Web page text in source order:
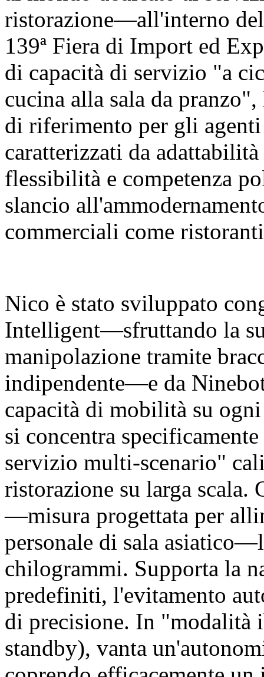
ristorazione—all'interno
139ª Fiera di Import ed
di capacità di servizio "a
cucina alla sala da
di riferimento per gli
caratterizzati da
flessibilità e competenza
slancio
commerciali come
Nico è stato sviluppato
Intelligent—sfruttando la
manipolazione tramite
indipendente—e da
capacità di mobilità su
si concentra
servizio multi-scenario"
ristorazione su larga scala.
—misura progettata per
personale di sala
chilogrammi. Supporta la
predefiniti, l'evitamento
di precisione. In "modalità
standby), vanta